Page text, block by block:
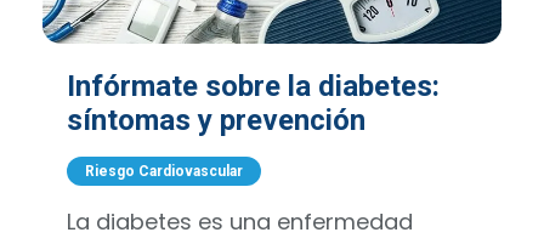
Infórmate sobre la diabetes:
síntomas y prevención
Riesgo Cardiovascular
La diabetes es una enfermedad